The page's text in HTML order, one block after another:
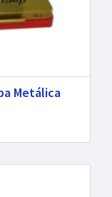
Metálica